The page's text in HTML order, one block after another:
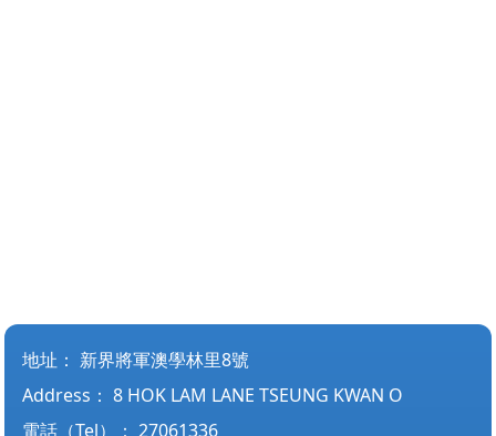
地址：
新界將軍澳學林里8號
Address：
8 HOK LAM LANE TSEUNG KWAN O
電話（Tel）：
27061336